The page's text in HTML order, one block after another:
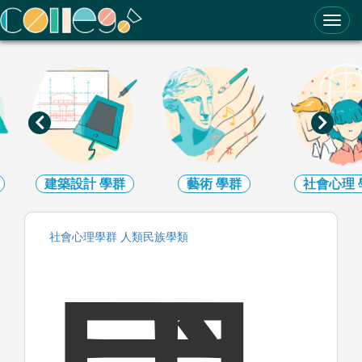
ColleGo! 大學選才與高中育才輔助系統
建築設計學群 藝術 學群 社會心理
社會心理學群 人類民族學類